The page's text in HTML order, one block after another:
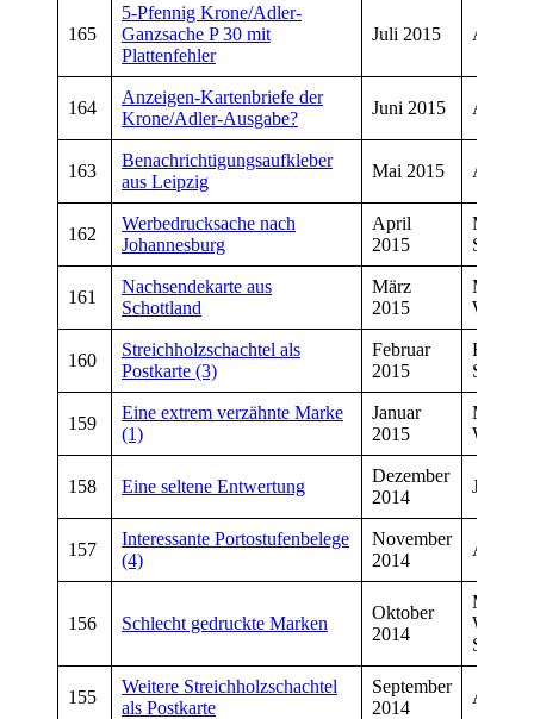
165
5-Pfennig Krone/Adler-
Ganzsache P 30 mit
Plattenfehler
Juli 2015
164
Anzeigen-Kartenbriefe der
Krone/Adler-Ausgabe?
Juni 2015
163
Benachrichtigungsaufkleber
aus Leipzig
Mai 2015
162
Werbedrucksache nach
Johannesburg
April
2015
Schmitt
161
Nachsendekarte aus
Schottland
März
2015
160
Streichholzschachtel als
Postkarte (3)
Februar
2015
Hans
159
Eine extrem verzähnte Marke
(1)
Januar
2015
158 Eine seltene Entwertung
Dezember
2014
Jürgen
157
Interessante Portostufenbelege
(4)
November
2014
156 Schlecht gedruckte Marken
Oktober
2014
155
Weitere Streichholzschachtel
als Postkarte
September
2014